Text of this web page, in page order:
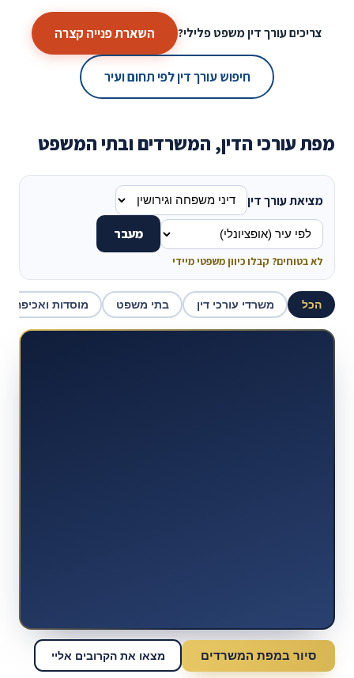
צריכים עורך דין משפט פלילי? השארת פנייה קצרה
חיפוש עורך דין לפי תחום ועיר
מפת עורכי הדין, המשרדים ובתי המשפט
מציאת עורך דין
מעבר
לא בטוחים? קבלו כיוון משפטי מיידי
הכל משרדי עורכי דין בתי משפט מוסדות ואכיפה
סיור במפת המשרדים מצאו את הקרובים אליי